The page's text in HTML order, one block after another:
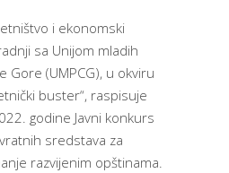
i ekonomski
sa Unijom mladih
Gore (UMPCG), u okviru
buster“, raspisuje
godine Javni konkurs
sredstava za
razvijenim opštinama.